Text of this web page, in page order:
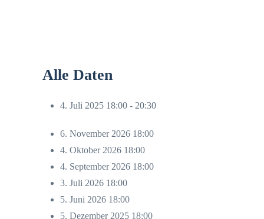
Alle Daten
4. Juli 2025 18:00 - 20:30
6. November 2026 18:00
4. Oktober 2026 18:00
4. September 2026 18:00
3. Juli 2026 18:00
5. Juni 2026 18:00
5. Dezember 2025 18:00